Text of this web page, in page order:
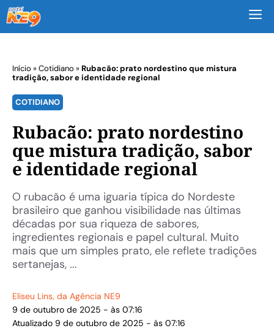
Início »Cotidiano »Rubacão: prato nordestino que mistura
tradição, sabor e identidade regional
COTIDIANO
Rubacão: prato nordestino
que mistura tradição, sabor
e identidade regional
O rubacão é uma iguaria típica do Nordeste
brasileiro que ganhou visibilidade nas últimas
décadas por sua riqueza de sabores,
ingredientes regionais e papel cultural. Muito
mais que um simples prato, ele reflete tradições
sertanejas, ...
Eliseu Lins, da Agência NE9
9 de outubro de 2025 - às 07:16
Atualizado 9 de outubro de 2025 - às 07:16